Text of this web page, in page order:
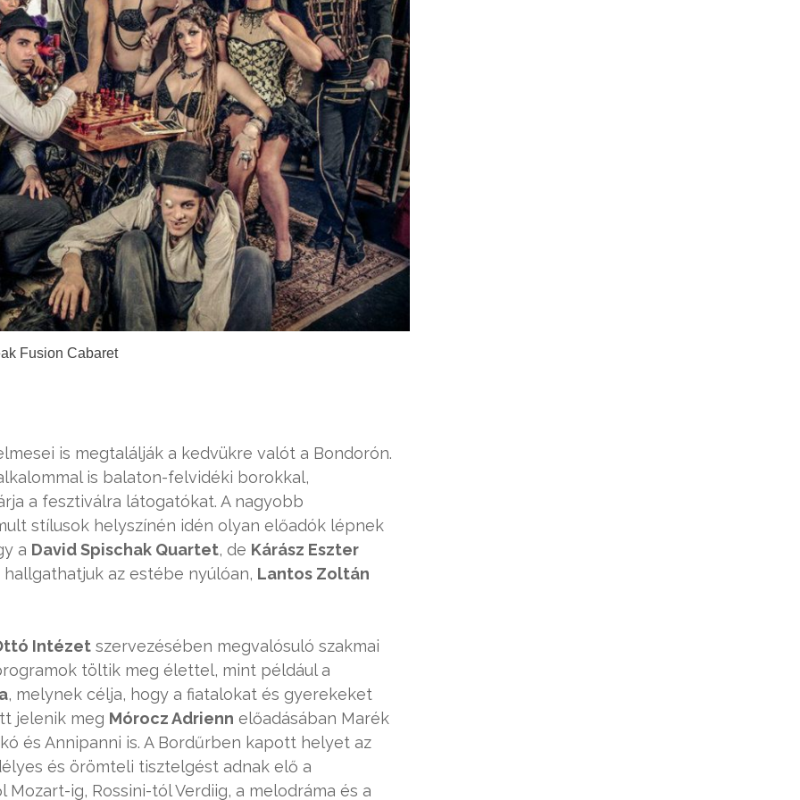
Fusion Cabaret
is megtalálják a kedvükre valót a Bondorón.
is balaton-felvidéki borokkal,
a fesztiválra látogatókat. A nagyobb
stílusok helyszínén idén olyan előadók lépnek
a David Spischak Quartet, de Kárász Eszter
az estébe nyúlóan, Lantos Zoltán
Intézet szervezésében megvalósuló szakmai
töltik meg élettel, mint például a
, melynek célja, hogy a fiatalokat és gyerekeket
jelenik meg Mórocz Adrienn előadásában Marék
és Annipanni is. A Bordűrben kapott helyet az
és örömteli tisztelgést adnak elő a
ig, Rossini-tól Verdiig, a melodráma és a